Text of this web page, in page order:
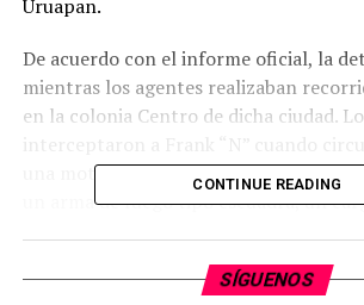
Uruapan.
De acuerdo con el informe oficial, la
mientras los agentes realizaban
en la colonia Centro de dicha ciudad.
una motocicleta; tras una inspección, le
un arma de fuego tipo escuadra, un
Tanto el detenido como el material
CONTINUE READING
SÍGUENOS